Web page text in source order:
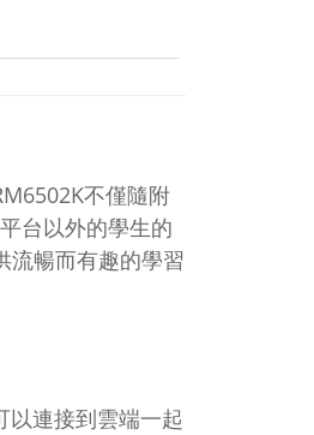
不僅隨附
台以外的學生的
流暢而有趣的學習
以連接到雲端一起